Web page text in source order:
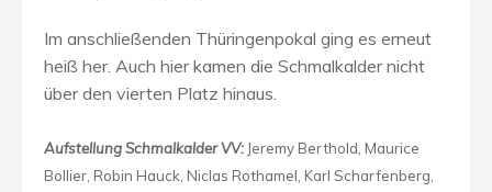
Im anschließenden Thüringenpokal ging es erneut
heiß her. Auch hier kamen die Schmalkalder nicht
über den vierten Platz hinaus.
Aufstellung Schmalkalder VV: Jeremy Berthold, Maurice
Bollier, Robin Hauck, Niclas Rothamel, Karl Scharfenberg,